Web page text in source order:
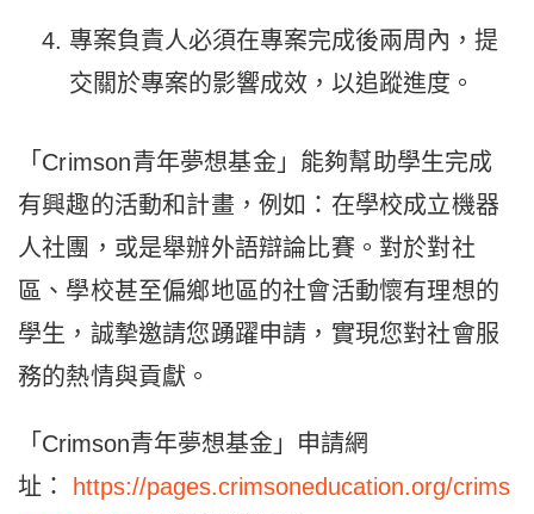
專案負責人必須在專案完成後兩周內，提
交關於專案的影響成效，以追蹤進度。
「Crimson青年夢想基金」能夠幫助學生完成
有興趣的活動和計畫，例如：在學校成立機器
人社團，或是舉辦外語辯論比賽。對於對社
區、學校甚至偏鄉地區的社會活動懷有理想的
學生，誠摯邀請您踴躍申請，實現您對社會服
務的熱情與貢獻。
「Crimson青年夢想基金」申請網
址：
https://pages.crimsoneducation.org/crims